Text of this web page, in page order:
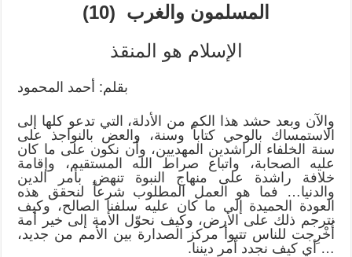
المسلمون والغرب (10)
الإسلام هو المنقذ
بقلم: أحمد المحمود
والآن وبعد حشد هذا الكم من الأدلة، التي تدعو كلها إلى
الاستمساك بالوحي كتاباً وسنة، والعض بالنواجذ على
سنة الخلفاء الراشدين المهديين، وأن نكون على ما كان
عليه الصحابة، واتباع صراط الله المستقيم، وإقامة
خلافة راشدة على منهاج النبوة تنهض بأمر الدين
والدنيا… فما هو العمل المطلوب شرعاً لنحقق هذه
العودة الحميدة إلى ما كان عليه سلفنا الصالح، وكيف
نترجم ذلك على الأرض، وكيف نحوّل الأمة إلى خير أمة
أُخْرِجت للناس تتبوأ مركز الصدارة بين الأمم من جديد،
… أي كيف نجدد أمر ديننا.